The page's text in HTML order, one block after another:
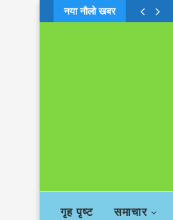
नया नौलो खबर
गृह पृष्ट समाचार